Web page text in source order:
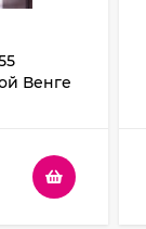
Венге